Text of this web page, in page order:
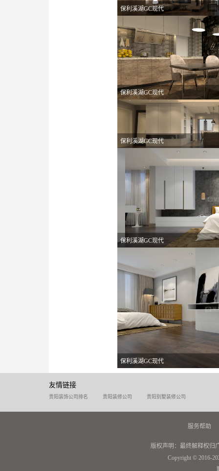
保利溪湖GC现代
保利溪湖GC现代
保利溪湖GC现代
保利溪湖GC现代
保利溪湖GC现代
友情链接
贵阳装饰公司排名 贵阳装修公司 贵阳别墅装修公司
服务帮助
版权声明：最终解释权归
Copyright © 2016-